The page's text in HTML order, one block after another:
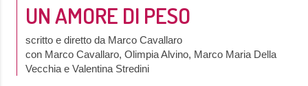
UN AMORE DI PESO
scritto e diretto da Marco Cavallaro
con Marco Cavallaro, Olimpia Alvino, Marco Maria Della
Vecchia e Valentina Stredini